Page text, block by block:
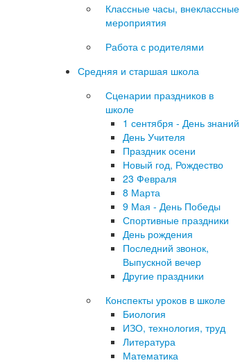
Классные часы, внеклассные
мероприятия
Работа с родителями
Средняя и старшая школа
Сценарии праздников в
школе
1 сентября - День знаний
День Учителя
Праздник осени
Новый год, Рождество
23 Февраля
8 Марта
9 Мая - День Победы
Спортивные праздники
День рождения
Последний звонок,
Выпускной вечер
Другие праздники
Конспекты уроков в школе
Биология
ИЗО, технология, труд
Литература
Математика